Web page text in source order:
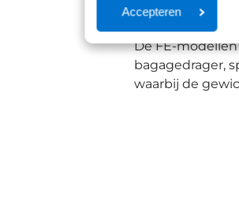
Accepteren
'dames'.
De FE-
bagagedrager,
waarbij de